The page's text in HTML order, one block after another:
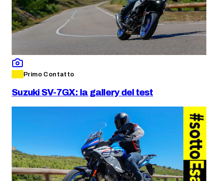
Primo Contatto
Suzuki SV-7GX: la gallery del test